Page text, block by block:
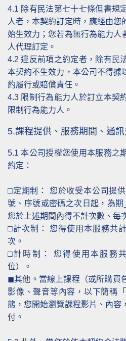
4.1 除有民法第七十七條但書規
人者，本契約訂定時，應經由您
始生效力；您若為無行為能力人
人代理訂定。
4.2違反前項之約定者，除有民
本契約不生效力，本公司不得據
約履行或賠償責任。
4.3 限制行為能力人於訂立本契
限制行為能力人。
5.課程提供、服務期間、通
5.1本公司授權您使用本服務之
約定：
□定期制： 您於收受本公司提
號、序號或密碼之次日起，為期
您於上述期間內得不計次數、每
□計次制： 您得使用本服務共
次。
□計時制： 您得使用本服務
位）。
◼其他。當線上課程（或所購買
影像、聲音等內容，以下簡稱
態，您開始瀏覽課程影片、內容
付。